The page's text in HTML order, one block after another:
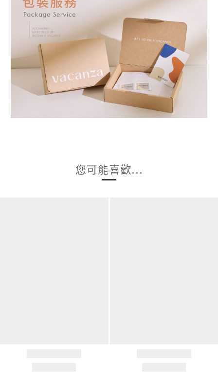
您可能喜歡...